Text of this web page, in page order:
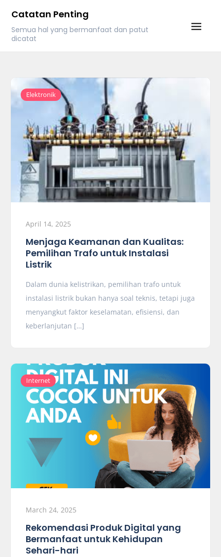
content
Catatan Penting
Semua hal yang bermanfaat dan patut
dicatat
Elektronik
April 14, 2025
Menjaga Keamanan dan Kualitas:
Pemilihan Trafo untuk Instalasi
Listrik
Dalam dunia kelistrikan, pemilihan trafo untuk
instalasi listrik bukan hanya soal teknis, tetapi juga
menyangkut faktor keselamatan, efisiensi, dan
keberlanjutan […]
Internet
March 24, 2025
Rekomendasi Produk Digital yang
Bermanfaat untuk Kehidupan
Sehari-hari